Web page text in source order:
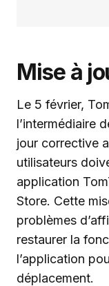
Mise à
Le 5 février,
l’intermédiaire
jour corrective
utilisateurs
application
Store. Cette
problèmes
restaurer la
l’application
déplacement.